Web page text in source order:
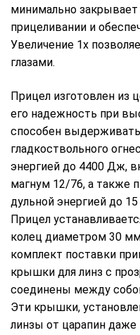
минимально закрывает
прицеливании и
Увеличение 1x
глазами.
Прицел изготовлен из
его надежность при
способен выдерживать
гладкоствольного
энергией до 4400 Дж,
магнум 12/76, а также
дульной энергией до
Прицел
колец диаметром 30
комплект поставки
крышки для линз с
соединены между
Эти крышки,
линзы от царапин даже